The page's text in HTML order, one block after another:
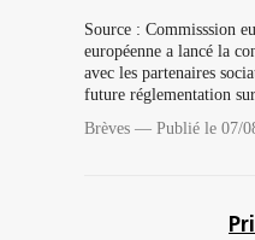
Source : Commisssion
européenne a lancé la
avec les partenaires
future réglementation
Brèves — Publié le 07/